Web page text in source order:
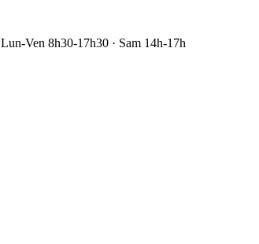
Lun-Ven 8h30-17h30 · Sam 14h-17h